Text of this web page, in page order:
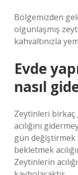
Bölgemizden
olgunlaşmış
kahvaltınızla
Evde
nasıl
Zeytinleri
acılığını
gün değiştirmek
bekletmek
Zeytinlerin